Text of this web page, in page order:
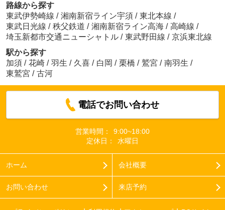
路線から探す
東武伊勢崎線 / 湘南新宿ライン宇須 / 東北本線 /
東武日光線 / 秩父鉄道 / 湘南新宿ライン高海 / 高崎線 /
埼玉新都市交通ニューシャトル / 東武野田線 / 京浜東北線
駅から探す
加須 / 花崎 / 羽生 / 久喜 / 白岡 / 栗橋 / 鷲宮 / 南羽生 /
東鷲宮 / 古河
電話でお問い合わせ
営業時間：
9:00~18:00
定休日：
水曜日
ホーム 会社概要
お問い合わせ 来店予約